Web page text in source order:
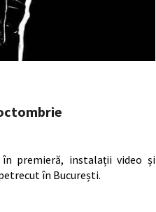
premieră, instalații video și
în București.